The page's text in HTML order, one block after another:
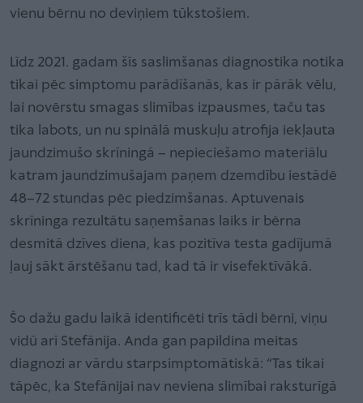
vienu bērnu no deviņiem tūkstošiem.
Līdz 2021. gadam šīs saslimšanas diagnostika notika
tikai pēc simptomu parādīšanās, kas ir pārāk vēlu,
lai novērstu smagas slimības izpausmes, taču tas
tika labots, un nu spinālā muskuļu atrofija iekļauta
jaundzimušo skrīningā – nepieciešamo materiālu
katram jaundzimušajam paņem dzemdību iestādē
48–72 stundas pēc piedzimšanas. Aptuvenais
skrīninga rezultātu saņemšanas laiks ir bērna
desmitā dzīves diena, kas pozitīva testa gadījumā
ļauj sākt ārstēšanu tad, kad tā ir visefektīvākā.
Šo dažu gadu laikā identificēti trīs tādi bērni, viņu
vidū arī Stefānija. Anda gan papildina meitas
diagnozi ar vārdu starpsimptomātiskā: “Tas tikai
tāpēc, ka Stefānijai nav neviena slimībai raksturīgā